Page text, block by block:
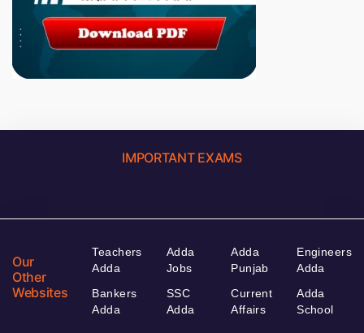
IMPORTANT EXAMS
Our
Other
Websites
Teachers
Adda
Bankers
Adda
Adda
Jobs
SSC
Adda
Adda
Punjab
Current
Affairs
Engineers
Adda
Adda
School